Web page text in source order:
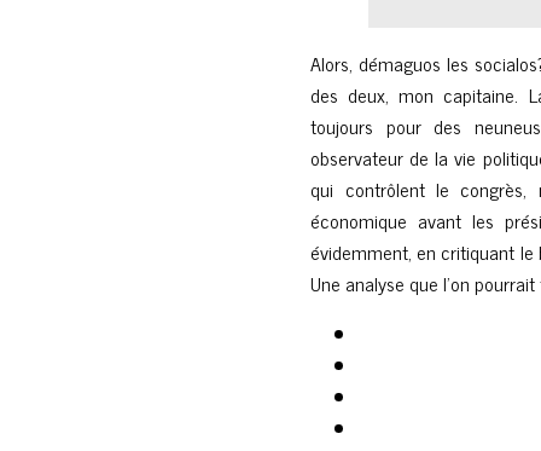
Alors, démaguos les
des deux, mon capitaine.
toujours pour des
observateur de la vie
qui contrôlent le
économique avant les
évidemment, en critiquant le
Une analyse que l’on